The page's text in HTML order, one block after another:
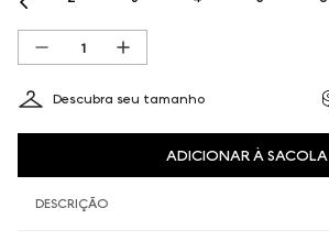
Descubra seu tamanho
ADICIONAR À SACOLA
DESCRIÇÃO